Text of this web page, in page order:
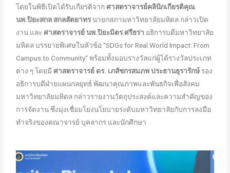
โดยในพิธีเปิดได้รับเกียรติจากศาสตราจารย์คลินิกเกียรติคุณ
นพ.ปิยะสกล สกลสัตยาทรนายกสภามหาวิทยาลัยมหิดล กล่าวเปิด
งาน และศาสตราจารย์ นพ.ปิยะมิตร ศรีธรา อธิการบดีมหาวิทยาลัย
มหิดล บรรยายพิเศษในหัวข้อ “SDGs for Real World Impact: From
Campus to Community“ พร้อมทั้งมอบรางวัลแก่ผู้ได้รางวัลประเภท
ต่าง ๆ โดยมีศาสตราจารย์ ดร. เภสัชกรสมภพ ประธานธุรารักษ์ รอง
อธิการบดีฝ่ายแผนกลยุทธ์ พัฒนาคุณภาพและพันธกิจเพื่อสังคม
มหาวิทยาลัยมหิดล กล่าวรายงานวัตถุประสงค์และความสำคัญของ
การจัดงาน ซึ่งมุ่งเชื่อมโยงนโยบายระดับมหาวิทยาลัยกับการลงมือ
ทำจริงของคณาจารย์ บุคลากร และนักศึกษา